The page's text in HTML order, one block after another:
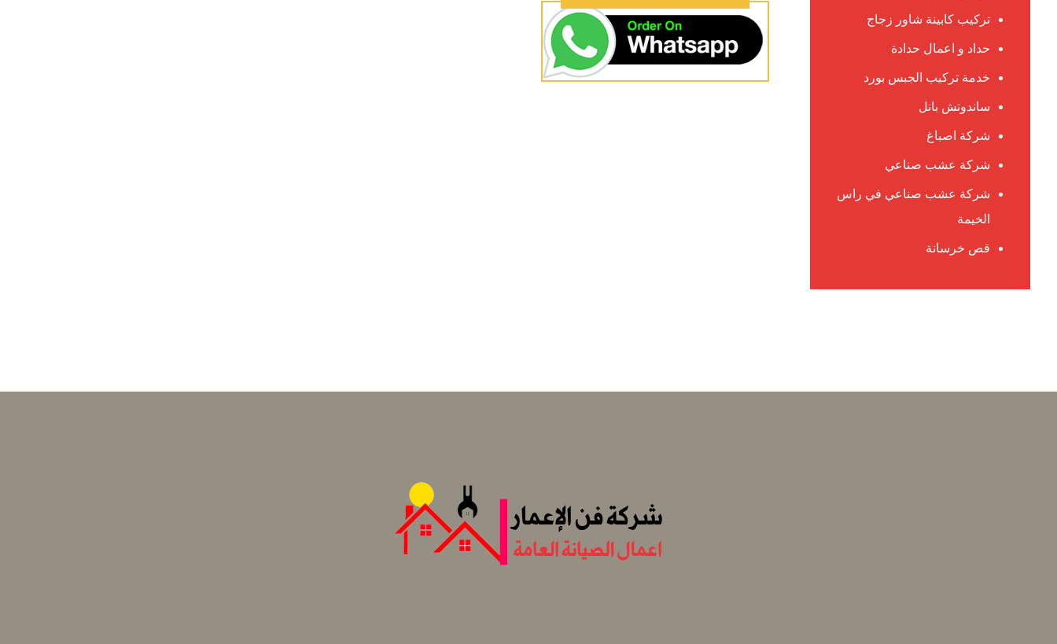
تركيب كابينة شاور زجاج
حداد و اعمال حدادة
خدمة تركيب الجبس بورد
ساندوتش بانل
شركة اصباغ
شركة عشب صناعي
شركة عشب صناعي في راس
الخيمة
قص خرسانة